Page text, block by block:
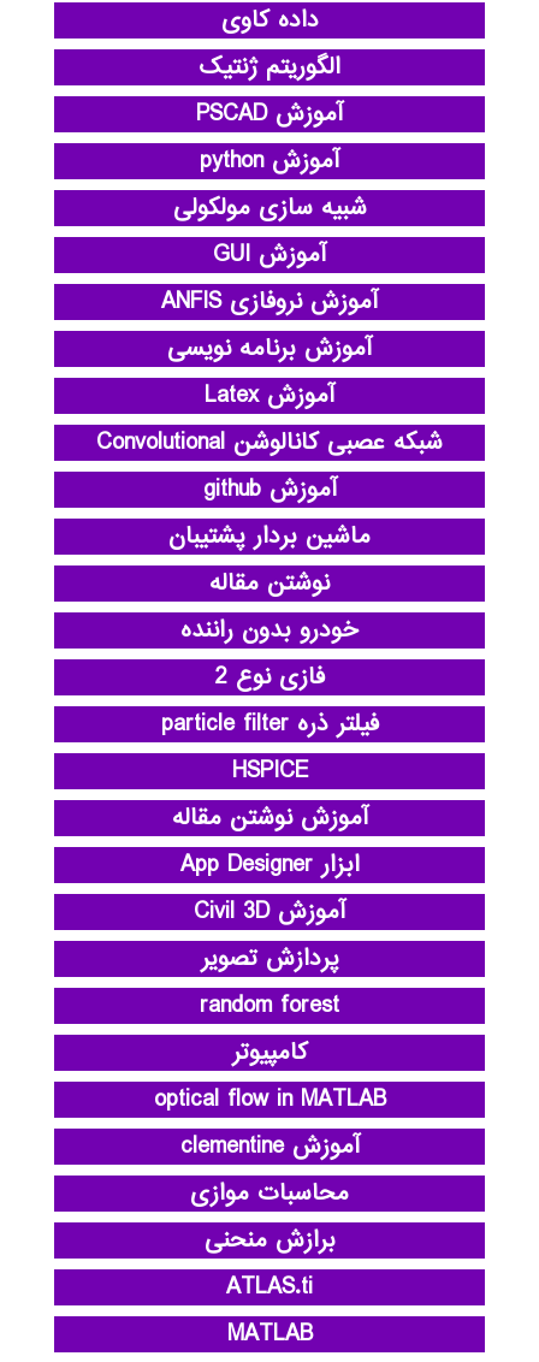
داده کاوی
الگوریتم ژنتیک
آموزش PSCAD
آموزش python
شبیه سازی مولکولی
آموزش GUI
آموزش نروفازی ANFIS
آموزش برنامه نویسی
آموزش Latex
شبکه عصبی کانالوشن Convolutional
آموزش github
ماشین بردار پشتیبان
نوشتن مقاله
خودرو بدون راننده
فازی نوع 2
فیلتر ذره particle filter
HSPICE
آموزش نوشتن مقاله
ابزار App Designer
آموزش Civil 3D
پردازش تصویر
random forest
کامپیوتر
optical flow in MATLAB
آموزش clementine
محاسبات موازی
برازش منحنی
ATLAS.ti
MATLAB